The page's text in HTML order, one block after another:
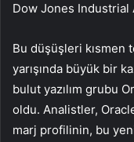
Dow Jones Industrial
Bu düşüşleri kısmen
yarışında büyük bir
bulut yazılım grubu
oldu. Analistler,
marj profilinin, bu